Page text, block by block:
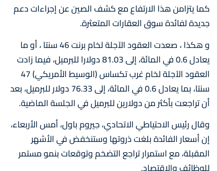
كما يتزامن هذا الارتفاع مع كشف الصين عن إجراءات دعم
جديدة لفائدة سوق العقارات المتعثرة.
و هكذا ، صعدت العقود الآجلة لخام برنت 46 سنتا ، أو ما
يعادل 0.6 في المائة، إلى 81.03 دولارا للبرميل، فيما زادت
العقود الآجلة لخام غرب تكساس (الوسيط الأمريكي) 47
سنتا، بما يعادل 0.6 في المائة، إلى 76.33 دولار للبرميل، بعد
أن تراجعت بأكثر من دولارين للبرميل في الجلسة الماضية.
وقال رئيس الاحتياطي الاتحادي، جيروم باول، أمس الأربعاء،
إن أسعار الفائدة بلغت ذروتها وستنخفض في الأشهر
المقبلة، مع استمرار تراجع التضخم وتوقعات بنمو مستمر
للوظائف والاقتصاد.